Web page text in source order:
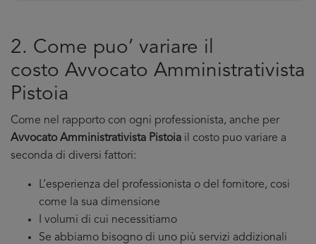
2. Come puo’ variare il
costo Avvocato Amministrativista
Pistoia
Come nel rapporto con ogni professionista, anche per
Avvocato Amministrativista Pistoia il costo puo variare a
seconda di diversi fattori:
L’esperienza del professionista o del fornitore, cosi
come la sua dimensione
I volumi di cui necessitiamo
Se abbiamo bisogno di uno più servizi addizionali